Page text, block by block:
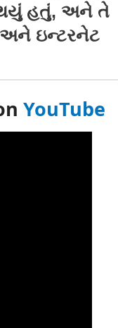
થયું હતું, અને તે
અને ઇન્ટરનેટ
YouTube